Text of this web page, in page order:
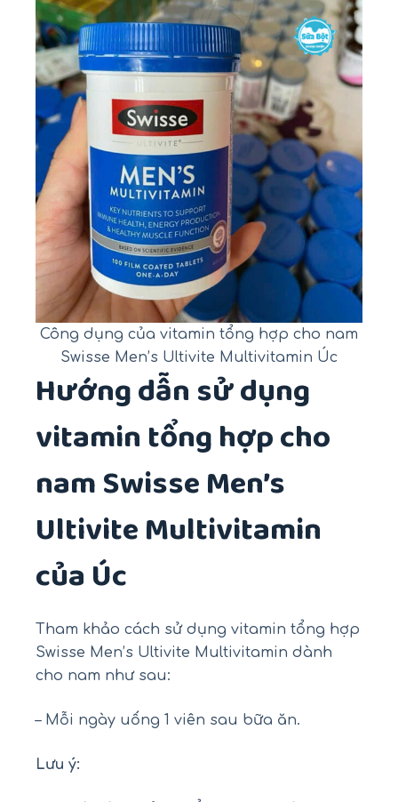
Công dụng của vitamin tổng hợp cho nam
Swisse Men’s Ultivite Multivitamin Úc
Hướng dẫn sử dụng
vitamin tổng hợp cho
nam Swisse Men’s
Ultivite Multivitamin
của Úc
Tham khảo cách sử dụng vitamin tổng hợp
Swisse Men’s Ultivite Multivitamin dành
cho nam như sau:
– Mỗi ngày uống 1 viên sau bữa ăn.
Lưu ý: